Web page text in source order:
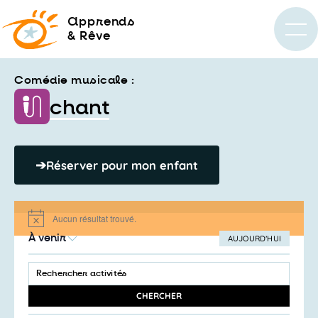
apprends
& Rêve
Comédie musicale :
chant
➔Réserver pour mon enfant
Notice Aucun résultat trouvé.
AUJOURD’HUI
À venir
LA
DATE
Recherche
et
de
SAISIR
MOT-
ACTIVITÉS
CHERCHER